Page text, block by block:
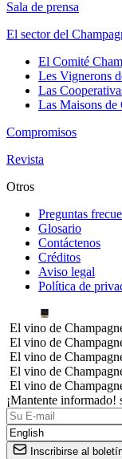
Sala de prensa
El sector del
El Comité
Les Vignerons
Las
Las Maisons de
Compromisos
Revista
Otros
Preguntas
Glosario
Contáctenos
Créditos
Aviso legal
Política de
El vino de
El vino de
El vino de
El vino de
El vino de
¡Mantente informado!
Inscribirse al